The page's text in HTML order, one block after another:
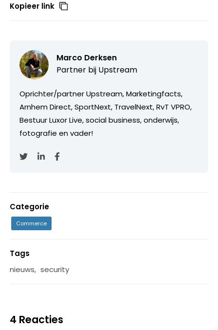
Kopieer link
Marco Derksen
Partner bij Upstream
Oprichter/partner Upstream, Marketingfacts,
Arnhem Direct, SportNext, TravelNext, RvT VPRO,
Bestuur Luxor Live, social business, onderwijs,
fotografie en vader!
Categorie
Commerce
Tags
nieuws, security
4 Reacties